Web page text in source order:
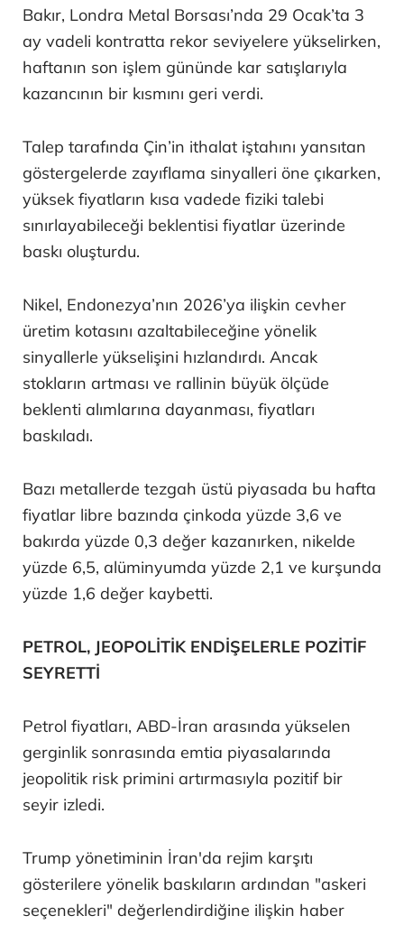
Bakır, Londra Metal Borsası’nda 29 Ocak’ta 3
ay vadeli kontratta rekor seviyelere yükselirken,
haftanın son işlem gününde kar satışlarıyla
kazancının bir kısmını geri verdi.
Talep tarafında Çin’in ithalat iştahını yansıtan
göstergelerde zayıflama sinyalleri öne çıkarken,
yüksek fiyatların kısa vadede fiziki talebi
sınırlayabileceği beklentisi fiyatlar üzerinde
baskı oluşturdu.
Nikel, Endonezya’nın 2026’ya ilişkin cevher
üretim kotasını azaltabileceğine yönelik
sinyallerle yükselişini hızlandırdı. Ancak
stokların artması ve rallinin büyük ölçüde
beklenti alımlarına dayanması, fiyatları
baskıladı.
Bazı metallerde tezgah üstü piyasada bu hafta
fiyatlar libre bazında çinkoda yüzde 3,6 ve
bakırda yüzde 0,3 değer kazanırken, nikelde
yüzde 6,5, alüminyumda yüzde 2,1 ve kurşunda
yüzde 1,6 değer kaybetti.
PETROL, JEOPOLİTİK ENDİŞELERLE POZİTİF
SEYRETTİ
Petrol fiyatları, ABD-İran arasında yükselen
gerginlik sonrasında emtia piyasalarında
jeopolitik risk primini artırmasıyla pozitif bir
seyir izledi.
Trump yönetiminin İran'da rejim karşıtı
gösterilere yönelik baskıların ardından "askeri
seçenekleri" değerlendirdiğine ilişkin haber